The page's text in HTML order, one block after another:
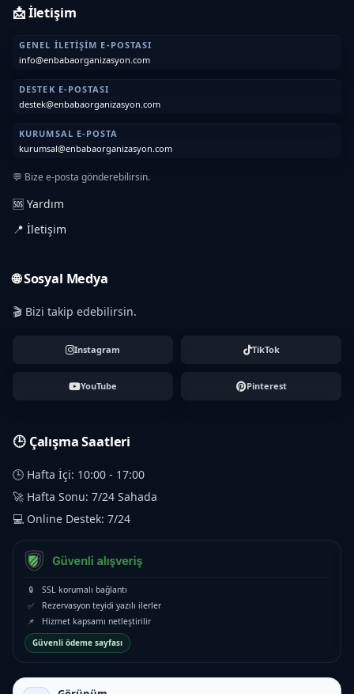
📩 İletişim
GENEL İLETIŞIM E-POSTASI
info@enbabaorganizasyon.com
DESTEK E-POSTASI
destek@enbabaorganizasyon.com
KURUMSAL E-POSTA
kurumsal@enbabaorganizasyon.com
💬 Bize e-posta gönderebilirsin.
🆘 Yardım
📍 İletişim
🌐 Sosyal Medya
🎬 Bizi takip edebilirsin.
Instagram TikTok
YouTube Pinterest
🕒 Çalışma Saatleri
🕒 Hafta İçi: 10:00 - 17:00
🚀 Hafta Sonu: 7/24 Sahada
💻 Online Destek: 7/24
🔒
SSL korumalı bağlantı
✅
Rezervasyon teyidi yazılı ilerler
📌
Hizmet kapsamı netleştirilir
Güvenli ödeme sayfası